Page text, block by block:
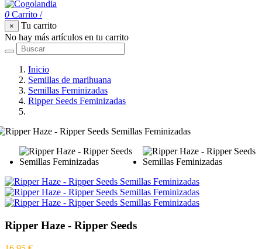
0 Carrito /
×
Tu carrito
No hay más artículos en tu carrito
Inicio
Semillas de marihuana
Semillas Feminizadas
Ripper Seeds Feminizadas
Ripper Haze - Ripper Seeds